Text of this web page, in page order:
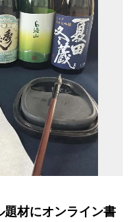
材にオンライン書